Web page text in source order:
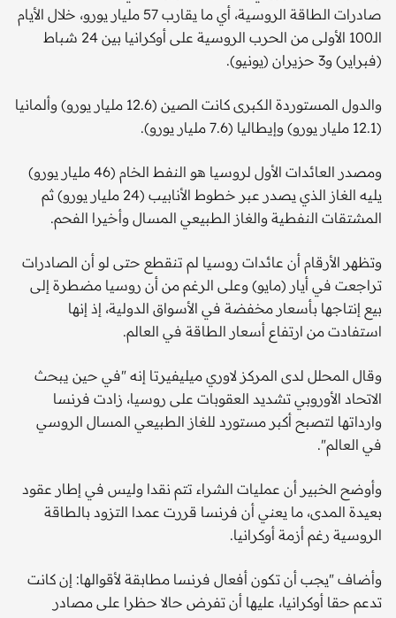
صادرات الطاقة الروسية، أي ما يقارب 57 مليار يورو، خلال الأيام
الـ100 الأولى من الحرب الروسية على أوكرانيا بين 24 شباط
(فبراير) و3 حزيران (يونيو).
والدول المستوردة الكبرى كانت الصين (12.6 مليار يورو) وألمانيا
(12.1 مليار يورو) وإيطاليا (7.6 مليار يورو).
ومصدر العائدات الأول لروسيا هو النفط الخام (46 مليار يورو)
يليه الغاز الذي يصدر عبر خطوط الأنابيب (24 مليار يورو) ثم
المشتقات النفطية والغاز الطبيعي المسال وأخيرا الفحم.
وتظهر الأرقام أن عائدات روسيا لم تنقطع حتى لو أن الصادرات
تراجعت في أيار (مايو) وعلى الرغم من أن روسيا مضطرة إلى
بيع إنتاجها بأسعار مخفضة في الأسواق الدولية، إذ إنها
استفادت من ارتفاع أسعار الطاقة في العالم.
وقال المحلل لدى المركز لاوري ميليفيرتا إنه "في حين يبحث
الاتحاد الأوروبي تشديد العقوبات على روسيا، زادت فرنسا
وارداتها لتصبح أكبر مستورد للغاز الطبيعي المسال الروسي
في العالم".
وأوضح الخبير أن عمليات الشراء تتم نقدا وليس في إطار عقود
بعيدة المدى، ما يعني أن فرنسا قررت عمدا التزود بالطاقة
الروسية رغم أزمة أوكرانيا.
وأضاف "يجب أن تكون أفعال فرنسا مطابقة لأقوالها: إن كانت
تدعم حقا أوكرانيا، عليها أن تفرض حالا حظرا على مصادر